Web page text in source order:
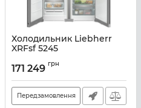
Холодильник Liebherr
XRFsf 5245
171 249 грн
Передзамовлення